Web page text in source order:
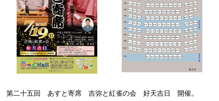
第二十五回 あすと寄席 吉弥と紅雀の会 好天吉日 開催。